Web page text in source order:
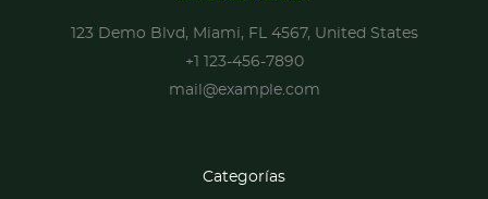
123 Demo Blvd, Miami, FL 4567, United States
+1 123-456-7890
mail@example.com
Categorías